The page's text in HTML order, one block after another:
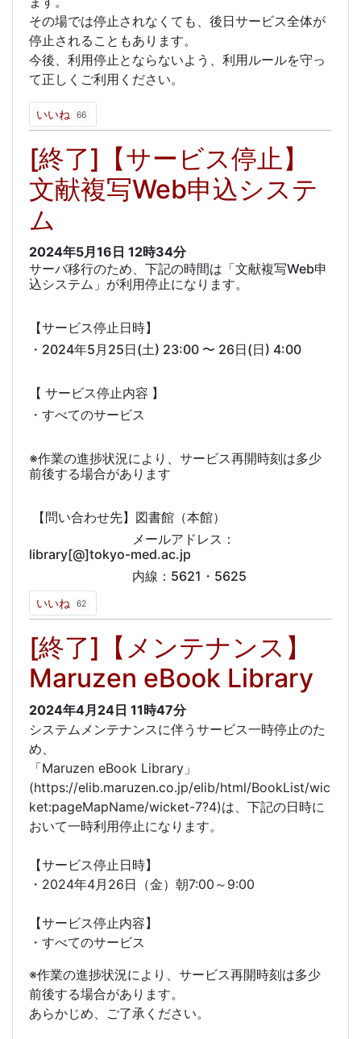
その場では停止されなくても、後日サービス全体が
停止されることもあります。
今後、利用停止とならないよう、利用ルールを守っ
て正しくご利用ください。
いいね 66
[終了]【サービス停止】
文献複写Web申込システ
ム
2024年5月16日 12時34分
サーバ移行のため、下記の時間は「文献複写Web申
込システム」が利用停止になります。
【サービス停止日時】
・2024年5月25日(土) 23:00 〜 26日(日) 4:00
【 サービス停止内容 】
・すべてのサービス
※作業の進捗状況により、サービス再開時刻は多少
前後する場合があります
【問い合わせ先】図書館（本館）
メールアドレス：
library[@]tokyo-med.ac.jp
内線：5621・5625
いいね 62
[終了]【メンテナンス】
Maruzen eBook Library
2024年4月24日 11時47分
システムメンテナンスに伴うサービス一時停止のた
め、
「Maruzen eBook Library」
(https://elib.maruzen.co.jp/elib/html/BookList/wic
ket:pageMapName/wicket-7?4)は、下記の日時に
おいて一時利用停止になります。
【サービス停止日時】
・2024年4月26日（金）朝7:00～9:00
【サービス停止内容】
・すべてのサービス
※作業の進捗状況により、サービス再開時刻は多少
前後する場合があります。
あらかじめ、ご了承ください。